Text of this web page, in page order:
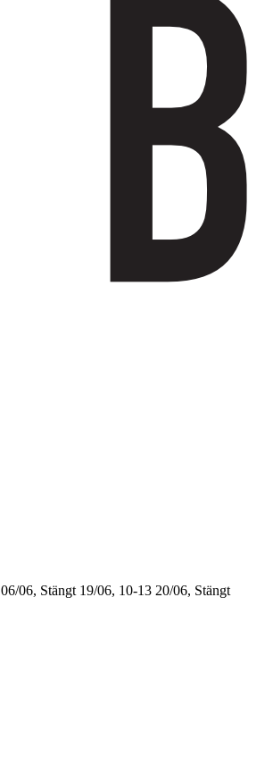
06/06, Stängt 19/06, 10-13 20/06, Stängt